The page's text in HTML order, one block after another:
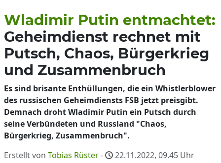
Wladimir Putin entmachtet:
Geheimdienst rechnet mit
Putsch, Chaos, Bürgerkrieg
und Zusammenbruch
Es sind brisante Enthüllungen, die ein Whistlerblower
des russischen Geheimdiensts FSB jetzt preisgibt.
Demnach droht Wladimir Putin ein Putsch durch
seine Verbündeten und Russland "Chaos,
Bürgerkrieg, Zusammenbruch".
Erstellt von Tobias Rüster- 22.11.2022, 09.45 Uhr